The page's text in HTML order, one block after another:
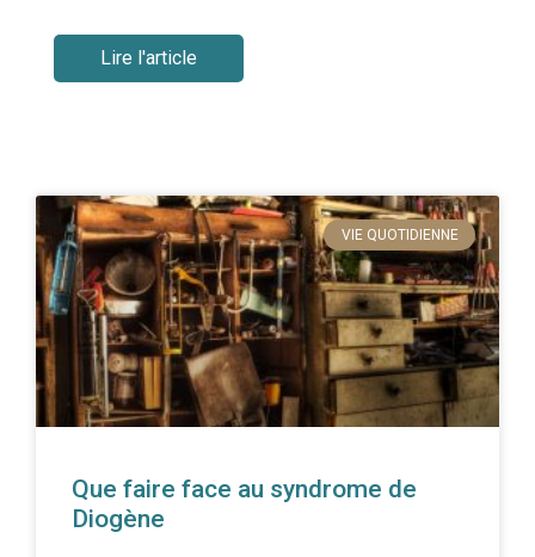
Lire l'article
VIE QUOTIDIENNE
Que faire face au syndrome de
Diogène